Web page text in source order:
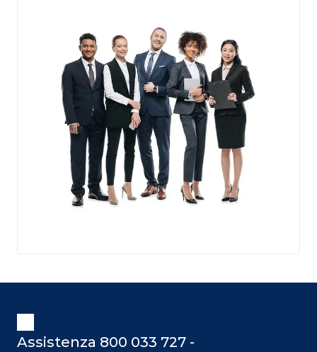
Assistenza 800 033 727 -